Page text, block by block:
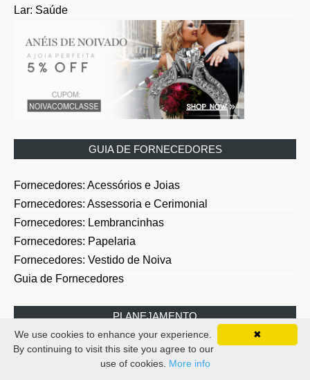
Lar: Saúde
GUIA DE FORNECEDORES
Fornecedores: Acessórios e Joias
Fornecedores: Assessoria e Cerimonial
Fornecedores: Lembrancinhas
Fornecedores: Papelaria
Fornecedores: Vestido de Noiva
Guia de Fornecedores
PLANEJAMENTO
Planejamento: Bodas
Planejamento: Chás de Noiva
✖
We use cookies to enhance your experience.
By continuing to visit this site you agree to our
use of cookies. More info